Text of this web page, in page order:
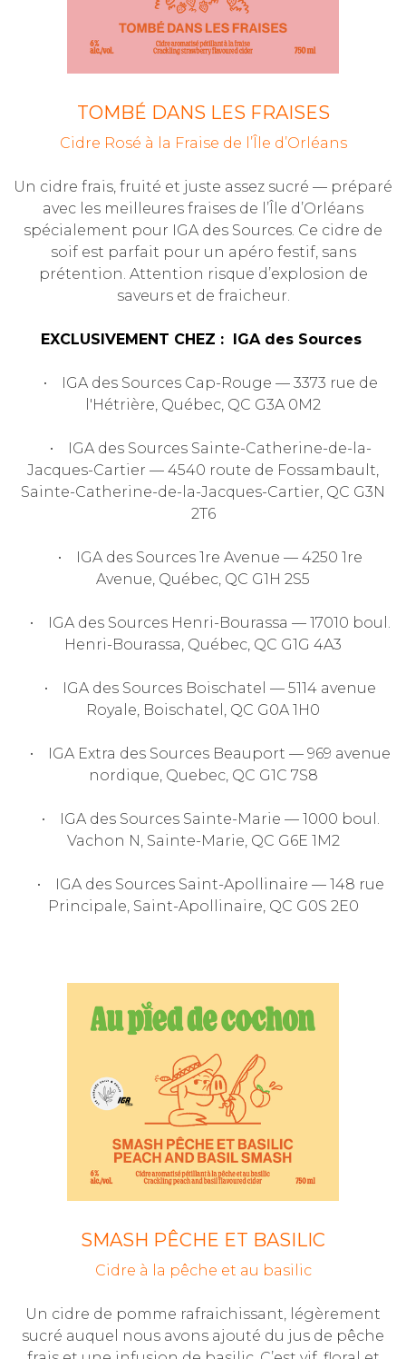
TOMBÉ DANS LES FRAISES
Cidre Rosé à la Fraise de l’Île d’Orléans
Un cidre frais, fruité et juste assez sucré — préparé
avec les meilleures fraises de l’Île d’Orléans
spécialement pour IGA des Sources. Ce cidre de
soif est parfait pour un apéro festif, sans
prétention. Attention risque d’explosion de
saveurs et de fraicheur.
EXCLUSIVEMENT CHEZ : IGA des Sources
• IGA des Sources Cap-Rouge — 3373 rue de
l'Hétrière, Québec, QC G3A 0M2
• IGA des Sources Sainte-Catherine-de-la-
Jacques-Cartier — 4540 route de Fossambault,
Sainte-Catherine-de-la-Jacques-Cartier, QC G3N
2T6
• IGA des Sources 1re Avenue — 4250 1re
Avenue, Québec, QC G1H 2S5
• IGA des Sources Henri-Bourassa — 17010 boul.
Henri-Bourassa, Québec, QC G1G 4A3
• IGA des Sources Boischatel — 5114 avenue
Royale, Boischatel, QC G0A 1H0
• IGA Extra des Sources Beauport — 969 avenue
nordique, Quebec, QC G1C 7S8
• IGA des Sources Sainte-Marie — 1000 boul.
Vachon N, Sainte-Marie, QC G6E 1M2
• IGA des Sources Saint-Apollinaire — 148 rue
Principale, Saint-Apollinaire, QC G0S 2E0
SMASH PÊCHE ET BASILIC
Cidre à la pêche et au basilic
Un cidre de pomme rafraichissant, légèrement
sucré auquel nous avons ajouté du jus de pêche